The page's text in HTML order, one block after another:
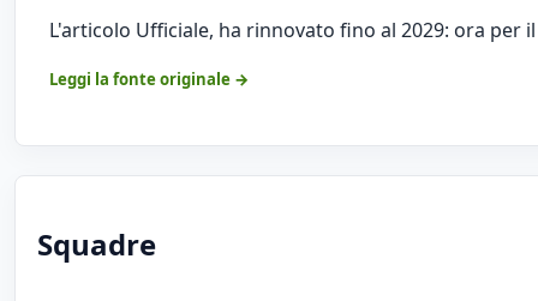
L'articolo Ufficiale, ha rinnovato fino al 2029: ora per
Leggi la fonte originale →
Squadre